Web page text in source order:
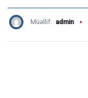
Müəllif: admin